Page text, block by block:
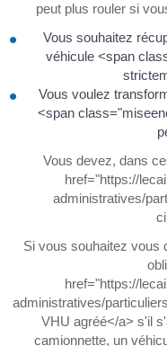
peut plus rouler si
Vous souhaitez
véhicule <span
Vous voulez
<span
Vous devez, dans
href="https://
administratives/
Si vous souhaitez vous
href="https://
administratives/
VHU agréé</a> s'il
camionnette, un